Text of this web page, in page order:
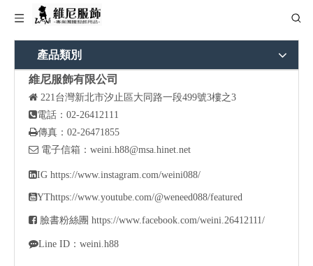
產品類別
維尼服飾有限公司
 221台灣新北市汐止區大同路一段499號3樓之3
電話：02-26412111
傳真：02-26471855
 電子信箱： weini.h88@msa.hinet.net
IG https://www.instagram.com/weini088/
YThttps://www.youtube.com/@weneed088/featured
 臉書粉絲團 https://www.facebook.com/weini.26412111/
Line ID：weini.h88